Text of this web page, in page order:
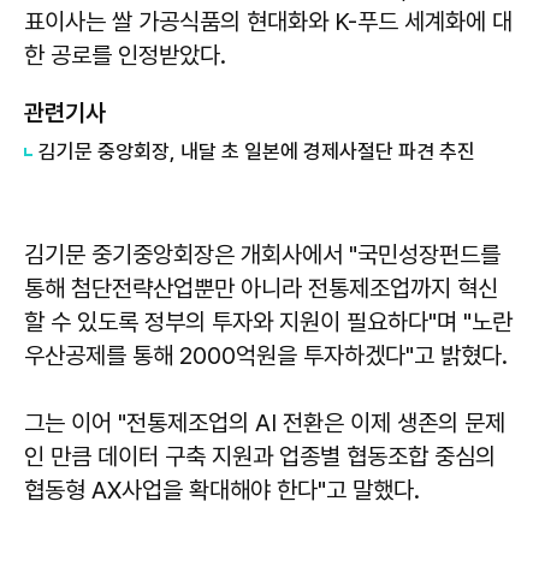
표이사는 쌀 가공식품의 현대화와 K-푸드 세계화에 대
한 공로를 인정받았다.
관련기사
김기문 중앙회장, 내달 초 일본에 경제사절단 파견 추진
김기문 중기중앙회장은 개회사에서 "국민성장펀드를
통해 첨단전략산업뿐만 아니라 전통제조업까지 혁신
할 수 있도록 정부의 투자와 지원이 필요하다"며 "노란
우산공제를 통해 2000억원을 투자하겠다"고 밝혔다.
그는 이어 "전통제조업의 AI 전환은 이제 생존의 문제
인 만큼 데이터 구축 지원과 업종별 협동조합 중심의
협동형 AX사업을 확대해야 한다"고 말했다.